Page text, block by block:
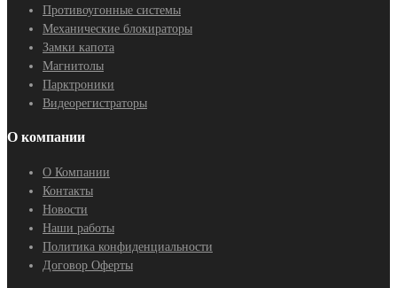
Противоугонные системы
Механические блокираторы
Замки капота
Магнитолы
Парктроники
Видеорегистраторы
О компании
О Компании
Контакты
Новости
Наши работы
Политика конфиденциальности
Договор Оферты